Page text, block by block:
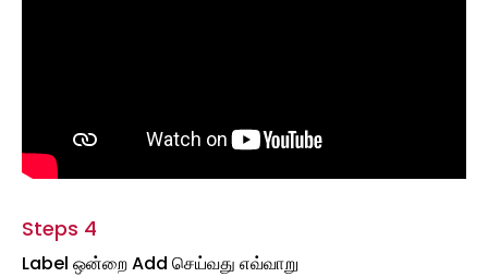
Steps 4
Label ஒன்றை Add செய்வது எவ்வாறு